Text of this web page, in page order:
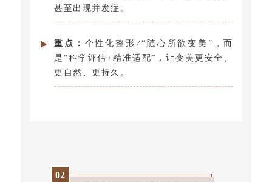
甚至出现并发症。
重点： 个性化整形≠“随心所欲变美”，而
是“科学评估+精准适配”，让变美更安全、
更自然、更持久。
02